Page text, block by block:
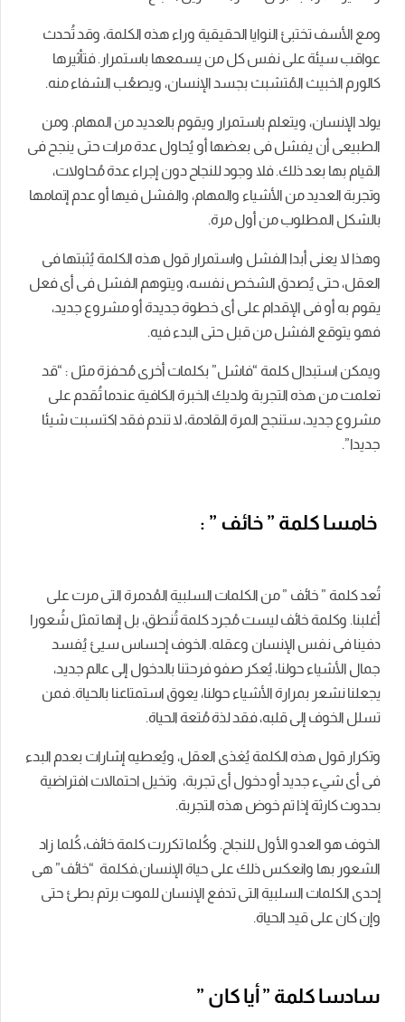
ومع الأسف تختبئ النوايا الحقيقية وراء هذه الكلمة، وقد تُحدث
عواقب سيئة على نفس كل من يسمعها باستمرار. فتأثيرها
كالورم الخبيث المُتشبث بجسد الإنسان، ويصعُب الشفاء منه.
يولد الإنسان، ويتعلم باستمرار ويقوم بالعديد من المهام. ومن
الطبيعى أن يفشل فى بعضها أو يُحاول عدة مرات حتى ينجح فى
القيام بها بعد ذلك. فلا وجود للنجاح دون إجراء عدة مُحاولات،
وتجربة العديد من الأشياء والمهام، والفشل فيها أو عدم إتمامها
بالشكل المطلوب من أول مرة.
وهذا لا يعنى أبدا الفشل واستمرار قول هذه الكلمة يُثبتها فى
العقل، حتى يُصدق الشخص نفسه، ويتوهم الفشل فى أى فعل
يقوم به أو فى الإقدام على أى خطوة جديدة أو مشروع جديد،
فهو يتوقع الفشل من قبل حتى البدء فيه.
ويمكن استبدال كلمة “فاشل” بكلمات أخرى مُحفزة مثل : “قد
تعلمت من هذه التجربة ولديك الخبرة الكافية عندما تُقدم على
مشروع جديد، ستنجح المرة القادمة، لا تندم فقد اكتسبت شيئا
جديدا”.
خامسا كلمة ” خائف ” :
تُعد كلمة ” خائف ” من الكلمات السلبية المُدمرة التى مرت على
أغلبنا. وكلمة خائف ليست مُجرد كلمة تُنطق، بل إنها تمثل شُعورا
دفينا فى نفس الإنسان وعقله. الخوف إحساس سيئ يُفسد
جمال الأشياء حولنا، يُعكر صفو فرحتنا بالدخول إلى عالم جديد،
يجعلنا نشعر بمرارة الأشياء حولنا، يعوق استمتاعنا بالحياة. فمن
تسلل الخوف إلى قلبه، فقد لذة مُتعة الحياة.
وتكرار قول هذه الكلمة يُغذى العقل، ويُعطيه إشارات بعدم البدء
فى أى شيء جديد أو دخول أى تجربة، وتخيل احتمالات افتراضية
بحدوث كارثة إذا تم خوض هذه التجربة.
الخوف هو العدو الأول للنجاح. وكُلما تكررت كلمة خائف، كُلما زاد
الشعور بها وانعكس ذلك على حياة الإنسان.فكلمة “خائف” هى
إحدى الكلمات السلبية التى تدفع الإنسان للموت برتم بطئ حتى
وإن كان على قيد الحياة.
سادسا كلمة ” أيا كان ”